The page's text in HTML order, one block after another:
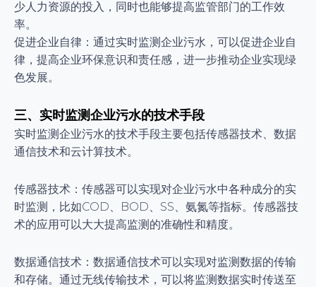
少人力资源的投入，同时也能够提高监管部门的工作效
率。
促进企业自律：通过实时监测企业污水，可以促进企业自
律，提高企业环保意识和责任感，进一步推动企业实现绿
色发展。
三、实时监测企业污水的技术手段
实时监测企业污水的技术手段主要包括传感器技术、数据
通信技术和云计算技术。
传感器技术：传感器可以实现对企业污水中各种成分的实
时监测，比如COD、BOD、SS、氨氮等指标。传感器技
术的应用可以大大提高监测的准确性和精度。
数据通信技术：数据通信技术可以实现对监测数据的传输
和存储。通过无线传输技术，可以将监测数据实时传送至